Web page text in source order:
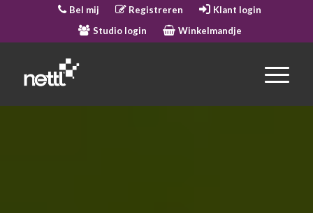
Bel mij Registreren
Klant login
Studio login
Winkelmandje